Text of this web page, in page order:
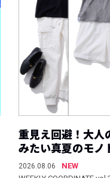
重見え回避！大人
みたい真夏のモノ
2026.08.06
NEW